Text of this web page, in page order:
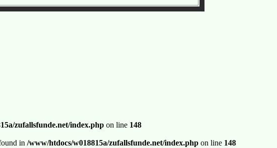
zufallsfunde.net/index.php on line 148
in /www/htdocs/w018815a/zufallsfunde.net/index.php on line 148